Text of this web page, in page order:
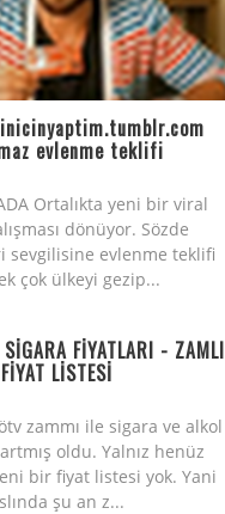
evlenme teklifi
Ortalıkta yeni bir viral
dönüyor. Sözde
sevgilisine evlenme teklifi
çok ülkeyi gezip...
FİYATLARI - ZAMLI
FİYAT LİSTESİ
zammı ile sigara ve alkol
oldu. Yalnız henüz
bir fiyat listesi yok. Yani
şu an z...